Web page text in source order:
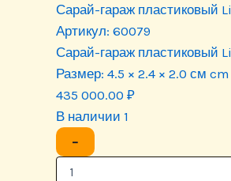
Сарай-гараж пластиковый
Артикул: 60079
Сарай-гараж пластиковый
Размер: 4.5 × 2.4 × 2.0 см cm
435 000.00 ₽
В наличии 1
−